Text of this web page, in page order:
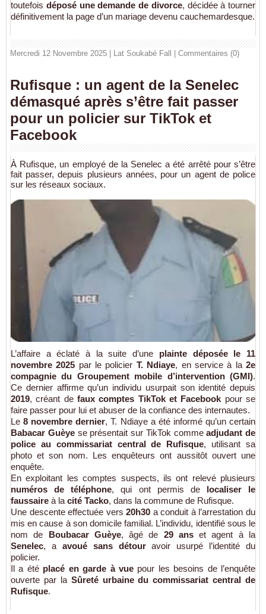
toutefois déposé une demande de divorce, décidée à tourner
définitivement la page d’un mariage devenu cauchemardesque.
Mercredi 12 Novembre 2025 | Lat Soukabé Fall | Commentaires (0)
Rufisque : un agent de la Senelec
démasqué après s’être fait passer
pour un policier sur TikTok et
Facebook
À Rufisque, un employé de la Senelec a été arrêté pour s’être
fait passer, depuis plusieurs années, pour un agent de police
sur les réseaux sociaux.
L’affaire a éclaté à la suite d’une plainte déposée le 11
novembre 2025 par le policier T. Ndiaye, en service à la2e
compagnie du Groupement mobile d’intervention (GMI).
Ce dernier affirme qu’un individu usurpait son identité depuis
2019, créant de faux comptes TikTok et Facebook pour se
faire passer pour lui et abuser de la confiance des internautes.
Le8 novembre dernier, T. Ndiaye a été informé qu’un certain
Babacar Guèyese présentait sur TikTok commeadjudant de
police au commissariat central de Rufisque, utilisant sa
photo et son nom. Les enquêteurs ont aussitôt ouvert une
enquête.
En exploitant les comptes suspects, ils ont relevé plusieurs
numéros de téléphone, qui ont permis de localiser le
faussaire à la cité Tacko, dans la commune de Rufisque.
Une descente effectuée vers20h30 a conduit à l’arrestation du
mis en cause à son domicile familial. L’individu, identifié sous le
nom de Boubacar Guèye, âgé de 29 anset agent à la
Senelec, a avoué sans détouravoir usurpé l’identité du
policier.
Il a été placé en garde à vuepour les besoins de l’enquête
ouverte par la Sûreté urbaine du commissariat central de
Rufisque.